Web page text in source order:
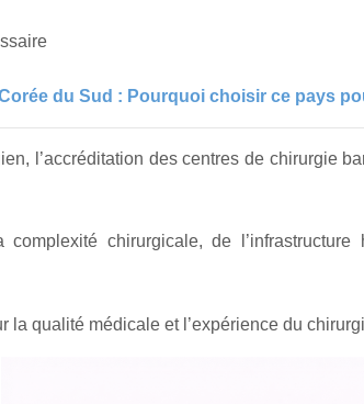
du Sud : Pourquoi choisir ce pays
l’accréditation des centres de chirurgie
chirurgicale, de
la qualité médicale et l’expérience du